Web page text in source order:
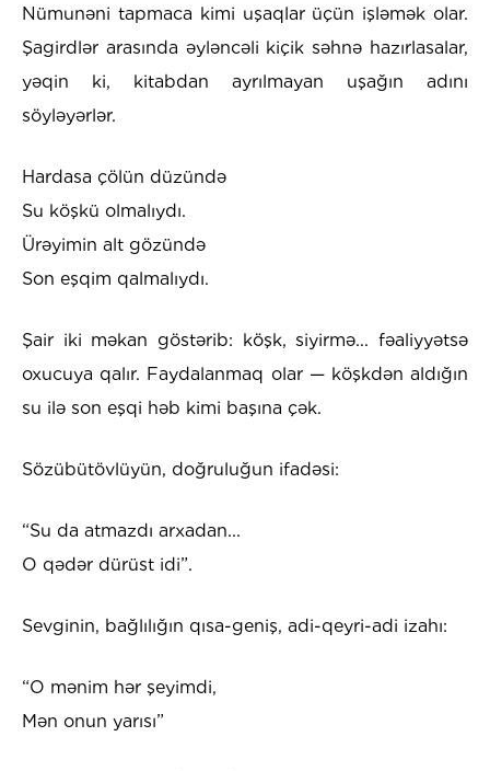
Nümunəni tapmaca kimi uşaqlar üçün işləmək olar.
Şagirdlər arasında əyləncəli kiçik səhnə hazırlasalar,
yəqin ki, kitabdan ayrılmayan uşağın adını
söyləyərlər.
Hardasa çölün düzündə
Su köşkü olmalıydı.
Ürəyimin alt gözündə
Son eşqim qalmalıydı.
Şair iki məkan göstərib: köşk, siyirmə... fəaliyyətsə
oxucuya qalır. Faydalanmaq olar — köşkdən aldığın
su ilə son eşqi həb kimi başına çək.
Sözübütövlüyün, doğruluğun ifadəsi:
“Su da atmazdı arxadan...
O qədər dürüst idi”.
Sevginin, bağlılığın qısa-geniş, adi-qeyri-adi izahı:
“O mənim hər şeyimdi,
Mən onun yarısı”